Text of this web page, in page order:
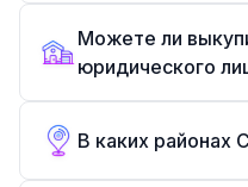
Можете ли
юридического
В каких районах